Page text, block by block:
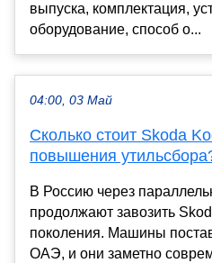
выпуска, комплектация,
оборудование, способ о...
04:00, 03 Май
Сколько стоит Skoda
повышения
В Россию через
продолжают завозить
поколения. Машины
ОАЭ, и они заметно